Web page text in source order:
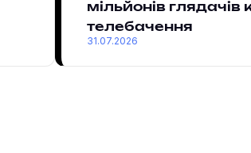
мільйонів глядачів
телебачення
31.07.2026